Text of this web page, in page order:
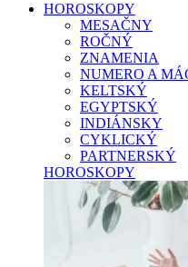
HOROSKOPY
MESAČNY
ROČNÝ
ZNAMENIA
NUMERO A
KELTSKÝ
EGYPTSKÝ
INDIÁNSKY
CYKLICKÝ
PARTNERSKÝ
HOROSKOPY